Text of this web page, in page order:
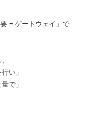
= ゲートウェイ」で
い」
で」